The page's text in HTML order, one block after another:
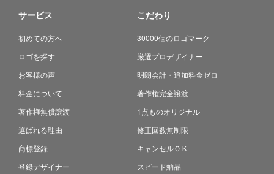
サービス
初めての方へ
ロゴを探す
お客様の声
料金について
著作権無償譲渡
選ばれる理由
商標登録
登録デザイナー
こだわり
30000個のロゴマーク
厳選プロデザイナー
明朗会計・追加料金ゼロ
著作権完全譲渡
1点ものオリジナル
修正回数無制限
キャンセルＯＫ
スピード納品